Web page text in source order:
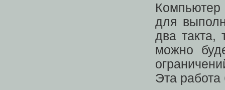
для
два такта,
можно
Эта работа